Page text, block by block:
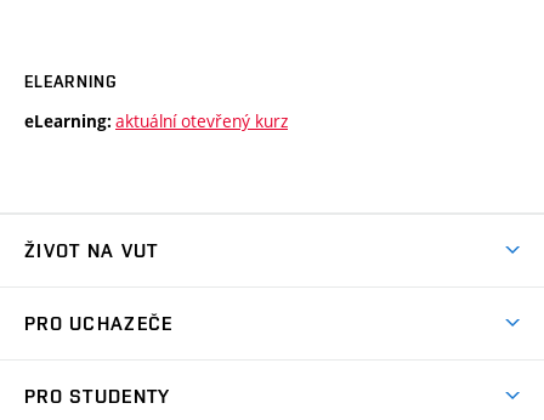
ELEARNING
eLearning: aktuální otevřený kurz
ŽIVOT NA VUT
Koleje
PRO UCHAZEČE
PRO STUDENTY